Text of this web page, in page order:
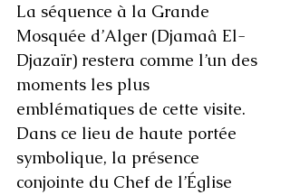
La séquence à la Grande
Mosquée d’Alger (Djamaâ El-
Djazaïr) restera comme l’un des
moments les plus
emblématiques de cette visite.
Dans ce lieu de haute portée
symbolique, la présence
conjointe du Chef de l’Église